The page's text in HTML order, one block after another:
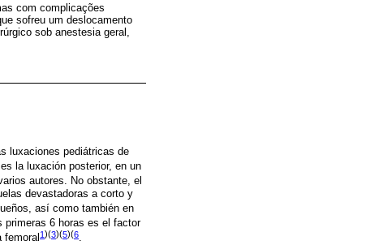
com complicações
sofreu um deslocamento
sob anestesia geral,
luxaciones pediátricas de
la luxación posterior, en un
autores. No obstante, el
devastadoras a corto y
así como también en
primeras 6 horas es el factor
femoral 1)(3)(5)(6.